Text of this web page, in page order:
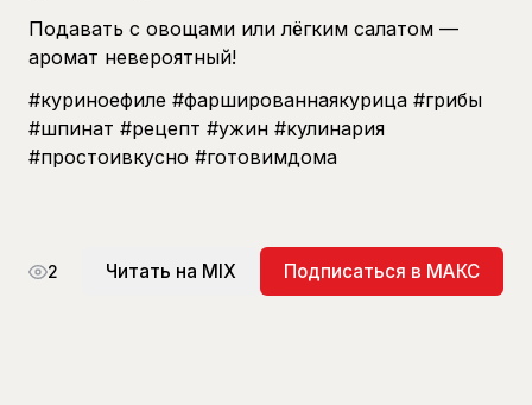
Подавать с овощами или лёгким салатом —
аромат невероятный!
#куриноефиле #фаршированнаякурица #грибы
#шпинат #рецепт #ужин #кулинария
#простоивкусно #готовимдома
2 Читать на MIX Подписаться в МАКС